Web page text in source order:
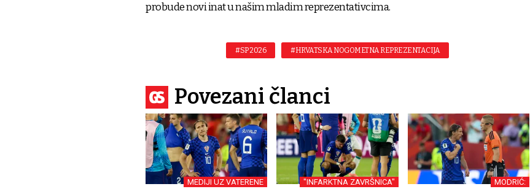
probude novi inat u našim mladim reprezentativcima.
#SP 2026 #HRVATSKA NOGOMETNA REPREZENTACIJA
Povezani članci
MEDIJI UZ VATERENE "INFARKTNA ZAVRŠNICA" MODRIĆ: